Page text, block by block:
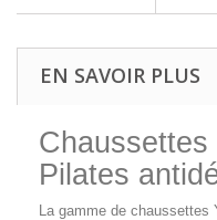
EN SAVOIR PLUS
Chaussettes
Pilates
La gamme de chaussettes